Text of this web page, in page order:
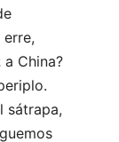
a China?
sátrapa,